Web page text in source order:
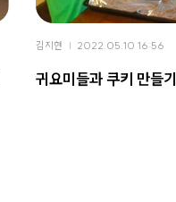
김지현 2022.05.10 16:56
귀요미들과 쿠키 만들기